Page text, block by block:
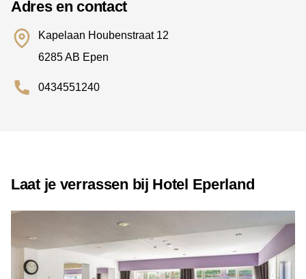
Adres en contact
Kapelaan Houbenstraat 12
6285 AB Epen
0434551240
Laat je verrassen bij Hotel Eperland